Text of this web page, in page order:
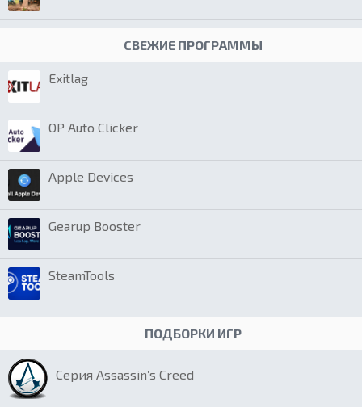
СВЕЖИЕ ПРОГРАММЫ
Exitlag
OP Auto Clicker
Apple Devices
Gearup Booster
SteamTools
ПОДБОРКИ ИГР
Серия Assassin’s Creed